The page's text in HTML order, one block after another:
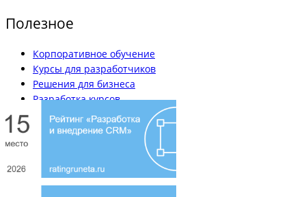
Полезное
Корпоративное обучение
Курсы для разработчиков
Решения для бизнеса
Разработка курсов
Вакансии
Наши кейсы